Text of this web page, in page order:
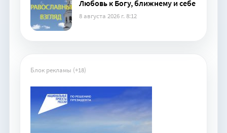
Любовь к Богу, ближнему и себе
8 августа 2026 г. 8:12
Блок рекламы (+18)